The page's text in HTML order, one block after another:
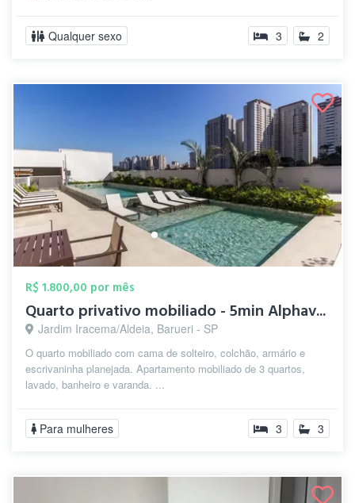
Qualquer sexo 3 2
R$ 1.800,00 por mês
Quarto privativo mobiliado - 5min Alphav...
Jardim Iracema/Aldeia, Barueri - SP
O quarto mobiliado com cama de solteiro, colchão, armário e
escrivaninha planejada. Apartamento mobiliado de 3 quartos,
lavado, banheiro e varanda. ...
Para mulheres 3 3